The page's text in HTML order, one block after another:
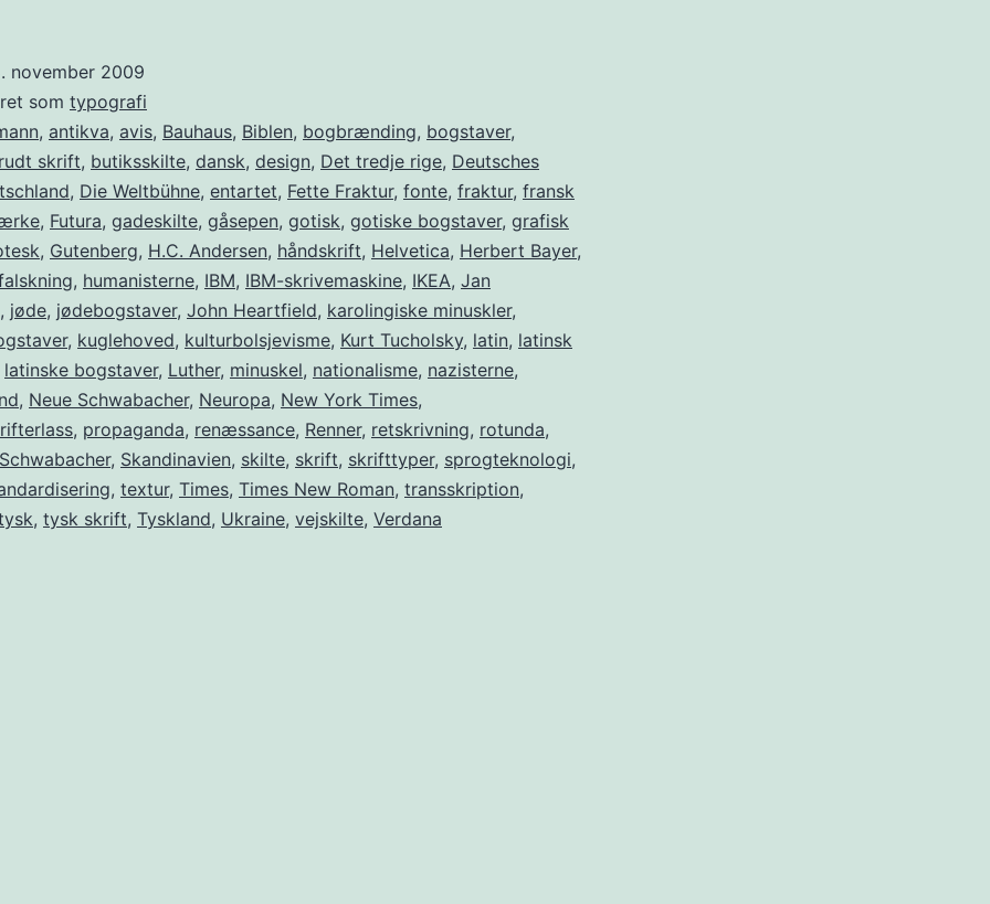
november 2009
som typografi
, antikva, avis, Bauhaus, Biblen, bogbrænding, bogstaver,
skrift, butiksskilte, dansk, design, Det tredje rige, Deutsches
, Die Weltbühne, entartet, Fette Fraktur, fonte, fraktur, fransk
, Futura, gadeskilte, gåsepen, gotisk, gotiske bogstaver, grafisk
, Gutenberg, H.C. Andersen, håndskrift, Helvetica, Herbert Bayer,
, humanisterne, IBM, IBM-skrivemaskine, IKEA, Jan
, jøde, jødebogstaver, John Heartfield, karolingiske minuskler,
, kuglehoved, kulturbolsjevisme, Kurt Tucholsky, latin, latinsk
latinske bogstaver, Luther, minuskel, nationalisme, nazisterne,
, Neue Schwabacher, Neuropa, New York Times,
, propaganda, renæssance, Renner, retskrivning, rotunda,
Schwabacher, Skandinavien, skilte, skrift, skrifttyper, sprogteknologi,
, textur, Times, Times New Roman, transskription,
, tysk skrift, Tyskland, Ukraine, vejskilte, Verdana